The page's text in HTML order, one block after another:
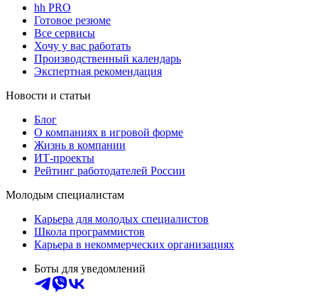
hh PRO
Готовое резюме
Все сервисы
Хочу у вас работать
Производственный календарь
Экспертная рекомендация
Новости и статьи
Блог
О компаниях в игровой форме
Жизнь в компании
ИТ-проекты
Рейтинг работодателей России
Молодым специалистам
Карьера для молодых специалистов
Школа программистов
Карьера в некоммерческих организациях
Боты для уведомлений